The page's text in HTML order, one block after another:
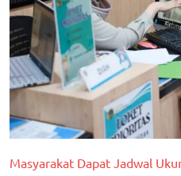
Masyarakat Dapat Jadwal